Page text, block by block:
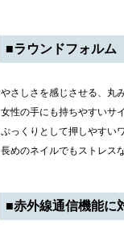
■ラウンドフォルム
やさしさを感じさせる、丸
女性の手にも持ちやすいサ
ぷっくりとして押しやすい
長めのネイルでもストレス
■赤外線通信機能に